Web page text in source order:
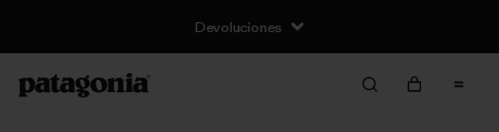
Devoluciones